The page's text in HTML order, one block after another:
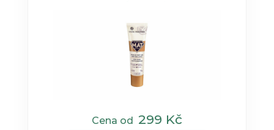
Cena od 299 Kč